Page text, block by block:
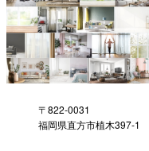
〒822-0031
福岡県直方市植木397-1